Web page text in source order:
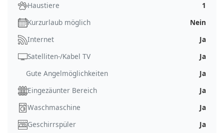
Haustiere
1
Kurzurlaub möglich
Nein
Internet
Ja
Satelliten-/Kabel TV
Ja
Gute Angelmöglichkeiten
Ja
Eingezäunter Bereich
Ja
Waschmaschine
Ja
Geschirrspüler
Ja